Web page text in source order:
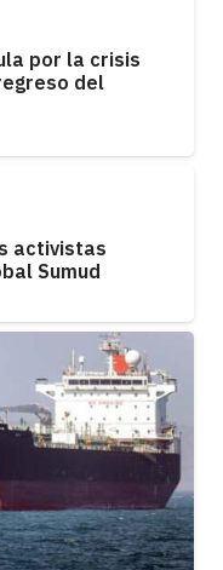
por la crisis
del
activistas
Sumud